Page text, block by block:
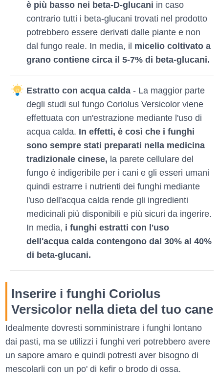
è più basso nei beta-D-glucani in caso
contrario tutti i beta-glucani trovati nel prodotto
potrebbero essere derivati ​​dalle piante e non
dal fungo reale. In media, il micelio coltivato a
grano contiene circa il 5-7% di beta-glucani.
Estratto con acqua calda - La maggior parte
degli studi sul fungo Coriolus Versicolor viene
effettuata con un'estrazione mediante l'uso di
acqua calda. In effetti, è così che i funghi
sono sempre stati preparati nella medicina
tradizionale cinese, la parete cellulare del
fungo è indigeribile per i cani e gli esseri umani
quindi estrarre i nutrienti dei funghi mediante
l'uso dell'acqua calda rende gli ingredienti
medicinali più disponibili e più sicuri da ingerire.
In media, i funghi estratti con l'uso
dell'acqua calda contengono dal 30% al 40%
di beta-glucani.
Inserire i funghi Coriolus
Versicolor nella dieta del tuo cane
Idealmente dovresti somministrare i funghi lontano
dai pasti, ma se utilizzi i funghi veri potrebbero avere
un sapore amaro e quindi potresti aver bisogno di
mescolarli con un po' di kefir o brodo di ossa.